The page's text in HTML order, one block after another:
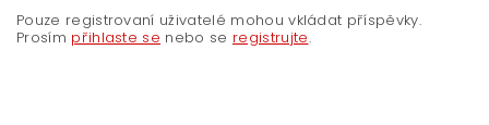
Pouze registrovaní uživatelé mohou vkládat příspěvky.
Prosím přihlaste se nebo se registrujte.